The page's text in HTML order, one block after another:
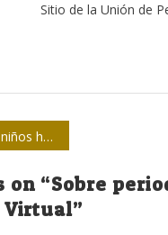
Sitio de la Unión de
la Covid-19 en EE.UU.
on “Sobre
Virtual”